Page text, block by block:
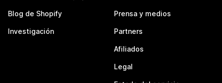
Blog de Shopify
Investigación
Prensa y medios
Partners
Afiliados
Legal